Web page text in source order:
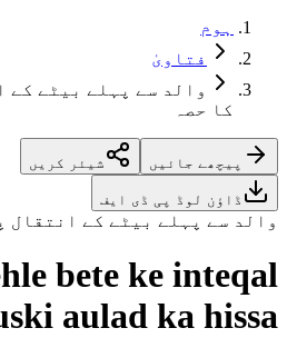
ہوم
فتاویٰ
والد سے پہلے بیٹے کے
کا حصہ
پیچھے جائیں شیئر کریں
ڈاؤن لوڈ پی ڈی ایف
والد سے پہلے بیٹے کے انتقال
bete ke inteqal
aulad ka hissa